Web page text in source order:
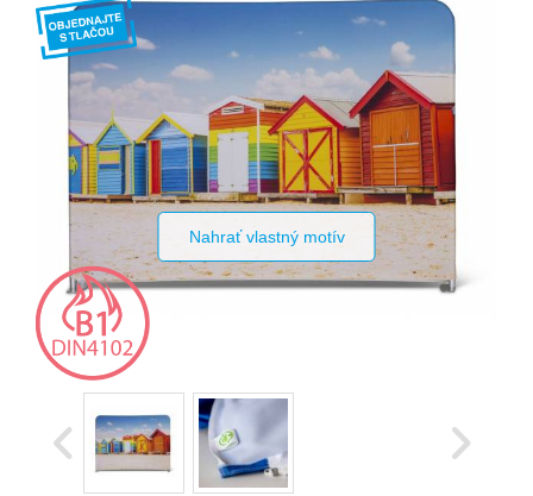
Nahrať vlastný motív